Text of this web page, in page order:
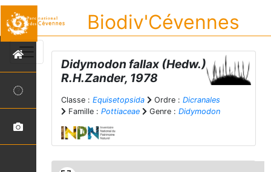
Biodiv'Cévennes
Didymodon fallax (Hedw.)
R.H.Zander, 1978
Classe : Equisetopsida Ordre : Dicranales
Famille : Pottiaceae Genre : Didymodon